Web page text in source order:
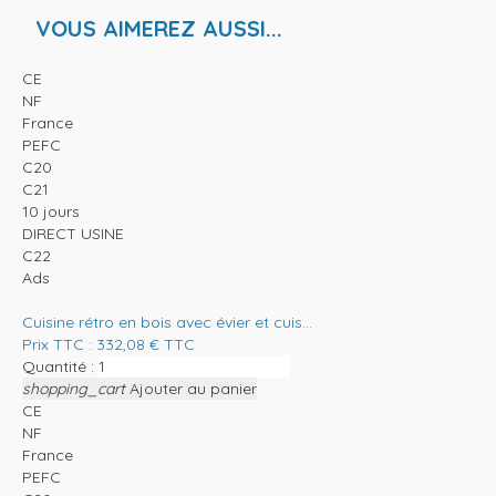
VOUS AIMEREZ AUSSI...
CE
NF
France
PEFC
C20
C21
10 jours
DIRECT USINE
C22
Ads
Cuisine rétro en bois avec évier et cuis...
Prix TTC : 332,08 € TTC
Quantité :
shopping_cart Ajouter au panier
CE
NF
France
PEFC